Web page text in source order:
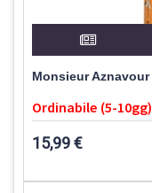
Monsieur Aznavour
Ordinabile (5-10gg)
15,99 €